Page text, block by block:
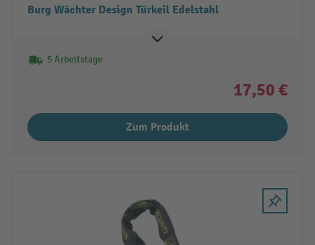
Burg Wächter Design Türkeil Edelstahl
5 Arbeitstage
17,50 €
Zum Produkt